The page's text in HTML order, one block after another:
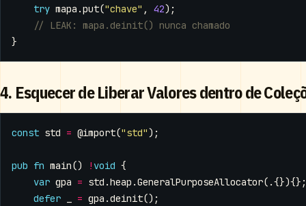
try mapa .put("chave" , 42);
}
4. Esquecer de Liberar Valores dentro de
const std = @import("std" );
pub fn main() ! void {
var gpa = std .heap .GeneralPurposeAllocator(.{}){};
defer
= gpa .deinit();